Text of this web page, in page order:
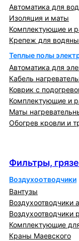
Автоматика для
Изоляция и маты
Комплектующие и
Крепеж для
Теплые полы
Автоматика для
Кабель
Коврик с
Комплектующие и
Маты
Обогрев кровли и
Фильтры,
Воздухоотводчики
Вантузы
Воздухоотводчики
Воздухоотводчики
Комплектующие
Краны Маевского